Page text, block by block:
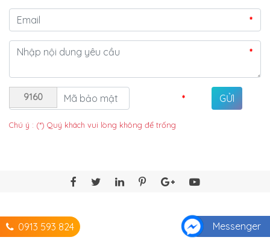
*
*
9160 *
Chú ý : (*) Quý khách vui lòng không để trống
0913 593 824 Messenger